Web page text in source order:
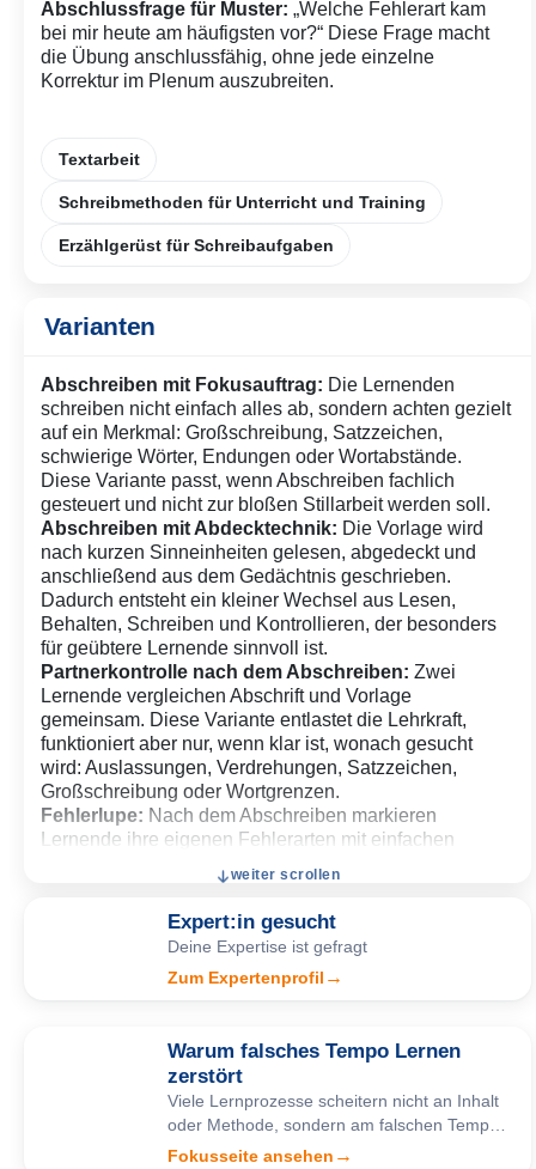
Expert:in gesucht
Deine Expertise ist gefragt
Zum Expertenprofil →
Warum falsches Tempo Lernen
zerstört
Viele Lernprozesse scheitern nicht an Inhalt
oder Methode, sondern am falschen Tempo.
Diese Seite zeigt dir, woran du erkennst, ob
Fokusseite ansehen →
Varianten
Abschreiben mit Fokusauftrag: Die Lernenden
schreiben nicht einfach alles ab, sondern achten gezielt
auf ein Merkmal: Großschreibung, Satzzeichen,
schwierige Wörter, Endungen oder Wortabstände.
Diese Variante passt, wenn Abschreiben fachlich
gesteuert und nicht zur bloßen Stillarbeit werden soll.
Abschreiben mit Abdecktechnik: Die Vorlage wird
nach kurzen Sinneinheiten gelesen, abgedeckt und
anschließend aus dem Gedächtnis geschrieben.
Dadurch entsteht ein kleiner Wechsel aus Lesen,
Behalten, Schreiben und Kontrollieren, der besonders
für geübtere Lernende sinnvoll ist.
Partnerkontrolle nach dem Abschreiben: Zwei
Lernende vergleichen Abschrift und Vorlage
gemeinsam. Diese Variante entlastet die Lehrkraft,
funktioniert aber nur, wenn klar ist, wonach gesucht
wird: Auslassungen, Verdrehungen, Satzzeichen,
Großschreibung oder Wortgrenzen.
Fehlerlupe: Nach dem Abschreiben markieren
Lernende ihre eigenen Fehlerarten mit einfachen
nicht die Anzahl der Fehler, sondern wiederkehrende
Muster sichtbar werden sollen.
Lücken-Abschreiben:Einzelne Wörter, Endungen
oder Satzzeichen werden in der Vorlage ausgelassen
und beim Abschreiben ergänzt. Diese Variante
Grammatik oder Fachwortschatz.
Abschreibtraining in kurzen Serien:
Übungslogik wird über mehrere Tage oder Wochen mit
kleinen, steigenden Anforderungen wiederholt. So wird
aus der einzelnen Abschreibübung ein
weiter scrollen
Abschlussfrage für Muster: „Welche Fehlerart kam
bei mir heute am häufigsten vor?“ Diese Frage macht
die Übung anschlussfähig, ohne jede einzelne
Korrektur im Plenum auszubreiten.
Textarbeit
Schreibmethoden für Unterricht und Training
Erzählgerüst für Schreibaufgaben